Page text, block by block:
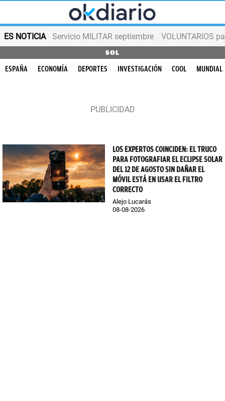
ES NOTICIA Servicio MILITAR septiembre VOLUNTARIOS
SOL
ESPAÑA ECONOMÍA DEPORTES INVESTIGACIÓN COOL MUNDIAL
LOS EXPERTOS COINCIDEN: EL TRUCO
PARA FOTOGRAFIAR EL ECLIPSE SOLAR
DEL 12 DE AGOSTO SIN DAÑAR EL
MÓVIL ESTÁ EN USAR EL FILTRO
CORRECTO
Alejo Lucarás
08-08-2026